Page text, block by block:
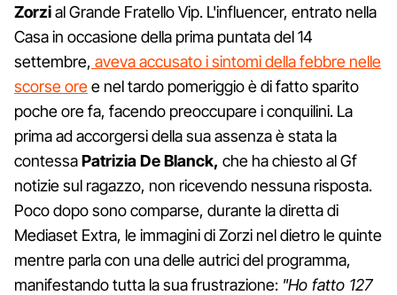
Zorzial Grande Fratello Vip. L'influencer, entrato nella
Casa in occasione della prima puntata del 14
settembre, aveva accusato i sintomi della febbre nelle
scorse oree nel tardo pomeriggio è di fatto sparito
poche ore fa, facendo preoccupare i conquilini. La
prima ad accorgersi della sua assenza è stata la
contessaPatrizia De Blanck, che ha chiesto al Gf
notizie sul ragazzo, non ricevendo nessuna risposta.
Poco dopo sono comparse, durante la diretta di
Mediaset Extra, le immagini di Zorzi nel dietro le quinte
mentre parla con una delle autrici del programma,
manifestando tutta la sua frustrazione: "Ho fatto 127